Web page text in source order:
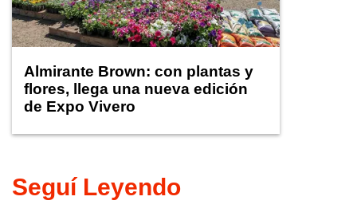
Almirante Brown: con plantas y
flores, llega una nueva edición
de Expo Vivero
Seguí Leyendo